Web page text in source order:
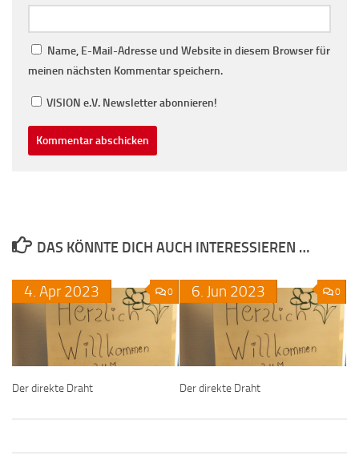
Name, E-Mail-Adresse und Website in diesem Browser für
meinen nächsten Kommentar speichern.
VISION e.V. Newsletter abonnieren!
DAS KÖNNTE DICH AUCH INTERESSIEREN …
0
4. Apr 2023
Der direkte Draht
0
6. Jun 2023
Der direkte Draht